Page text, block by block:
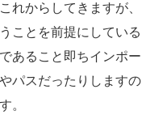
れからしてきますが、
ことを前提にしている
あること即ちインポー
パスだったりしますの
。